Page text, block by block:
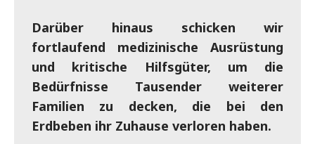
Darüber hinaus schicken wir
fortlaufend medizinische Ausrüstung
und kritische Hilfsgüter, um die
Bedürfnisse Tausender weiterer
Familien zu decken, die bei den
Erdbeben ihr Zuhause verloren haben.